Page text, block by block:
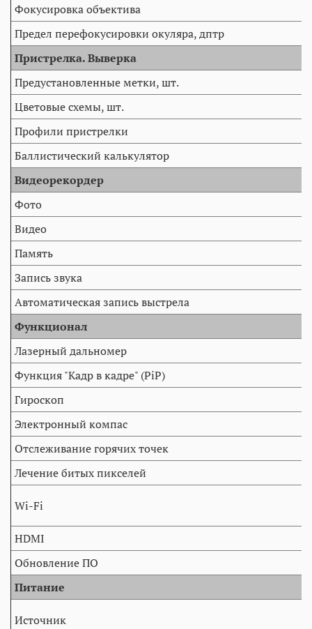
Фокусировка объектива
Предел перефокусировки окуляра, дптр
Пристрелка. Выверка
Предустановленные метки, шт.
Цветовые схемы, шт.
Профили пристрелки
Баллистический калькулятор
Видеорекордер
Фото
Видео
Память
Запись звука
Автоматическая запись выстрела
Функционал
Лазерный дальномер
Функция "Кадр в кадре" (PiP)
Гироскоп
Электронный компас
Отслеживание горячих точек
Лечение битых пикселей
Wi-Fi
HDMI
Обновление ПО
Питание
Источник